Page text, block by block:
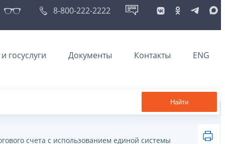
8-800-222-2222
госуслуги Документы Контакты ENG
Найти
счета с использованием единой системы